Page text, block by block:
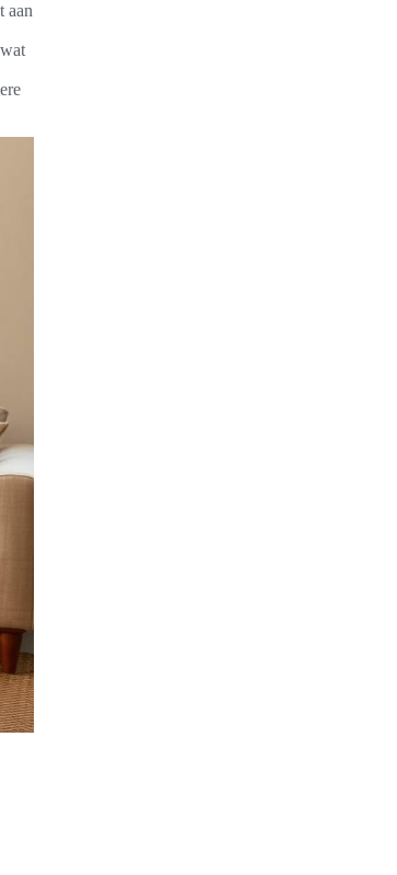
aan